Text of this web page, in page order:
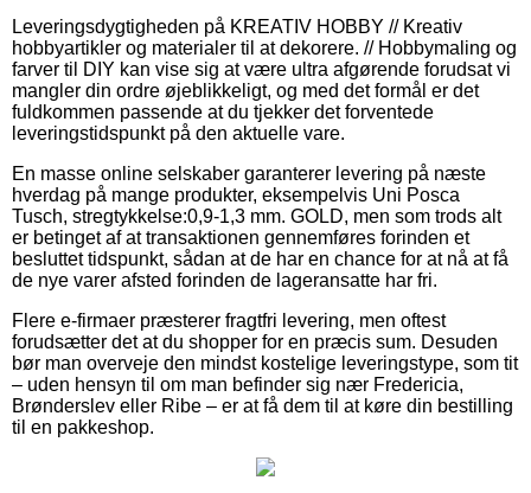
Leveringsdygtigheden på KREATIV HOBBY // Kreativ
hobbyartikler og materialer til at dekorere. // Hobbymaling og
farver til DIY kan vise sig at være ultra afgørende forudsat vi
mangler din ordre øjeblikkeligt, og med det formål er det
fuldkommen passende at du tjekker det forventede
leveringstidspunkt på den aktuelle vare.
En masse online selskaber garanterer levering på næste
hverdag på mange produkter, eksempelvis Uni Posca
Tusch, stregtykkelse:0,9-1,3 mm. GOLD, men som trods alt
er betinget af at transaktionen gennemføres forinden et
besluttet tidspunkt, sådan at de har en chance for at nå at få
de nye varer afsted forinden de lageransatte har fri.
Flere e-firmaer præsterer fragtfri levering, men oftest
forudsætter det at du shopper for en præcis sum. Desuden
bør man overveje den mindst kostelige leveringstype, som tit
– uden hensyn til om man befinder sig nær Fredericia,
Brønderslev eller Ribe – er at få dem til at køre din bestilling
til en pakkeshop.